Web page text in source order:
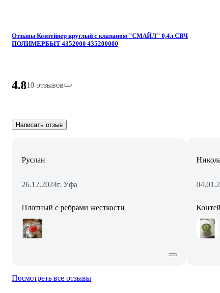
Отзывы Контейнер круглый с клапаном "СМАЙЛ" 0,4л СВЧ
ПОЛИМЕРБЫТ 4352000 435200000
4.810 отзывов
Написать отзыв
Руслан
26.12.2024г. Уфа
Плотный с ребрами жесткости
Посмотреть все отзывы